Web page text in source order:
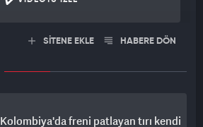
SİTENE EKLE HABERE DÖN
Kolombiya'da freni patlayan tırı kendi